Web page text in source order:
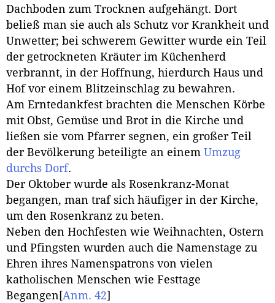
Dachboden zum Trocknen aufgehängt. Dort
beließ man sie auch als Schutz vor Krankheit und
Unwetter; bei schwerem Gewitter wurde ein Teil
der getrockneten Kräuter im Küchenherd
verbrannt, in der Hoffnung, hierdurch Haus und
Hof vor einem Blitzeinschlag zu bewahren.
Am Erntedankfest brachten die Menschen Körbe
mit Obst, Gemüse und Brot in die Kirche und
ließen sie vom Pfarrer segnen, ein großer Teil
der Bevölkerung beteiligte an einem Umzug
durchs Dorf.
Der Oktober wurde als Rosenkranz-Monat
begangen, man traf sich häufiger in der Kirche,
um den Rosenkranz zu beten.
Neben den Hochfesten wie Weihnachten, Ostern
und Pfingsten wurden auch die Namenstage zu
Ehren ihres Namenspatrons von vielen
katholischen Menschen wie Festtage
Begangen [Anm. 42]